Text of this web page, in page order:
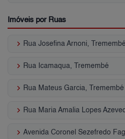
Imóveis por Ruas
keyboard_arrow_right Rua Josefina Arnoni, Tremembé
keyboard_arrow_right Rua Icamaqua, Tremembé
keyboard_arrow_right Rua Mateus Garcia, Tremembé
keyboard_arrow_right Rua Maria Amalia Lopes
keyboard_arrow_right Avenida Coronel Sezefredo